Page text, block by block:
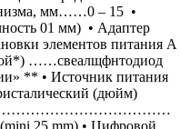
мм……0 – 15 •
01 мм) • Адаптер
элементов питания А
……свеалщфнтодиод
** • Источник питания
(дюйм)
25 mm) • Цифровой